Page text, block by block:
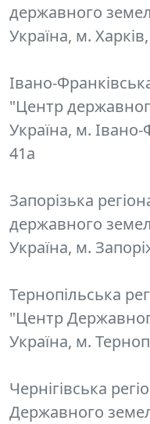
державного
Україна, м.
Івано-
"Центр
Україна, м.
41а
Запорізька
державного
Україна, м.
Тернопільська
"Центр
Україна, м.
Чернігівська
Державного